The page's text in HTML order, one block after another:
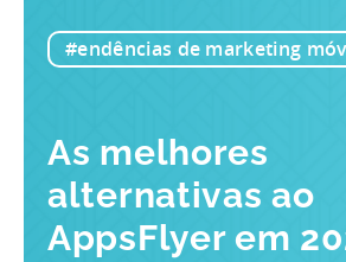
#endências de marketing
As melhores
alternativas ao
AppsFlyer em